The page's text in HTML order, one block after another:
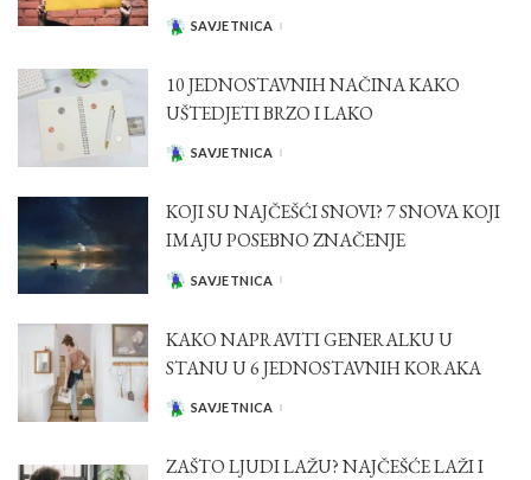
POSTED
SAVJETNICA
10 JEDNOSTAVNIH NAČINA KAKO
UŠTEDJETI BRZO I LAKO
POSTED
SAVJETNICA
KOJI SU NAJČEŠĆI SNOVI? 7 SNOVA KOJI
IMAJU POSEBNO ZNAČENJE
POSTED
SAVJETNICA
KAKO NAPRAVITI GENERALKU U
STANU U 6 JEDNOSTAVNIH KORAKA
POSTED
SAVJETNICA
ZAŠTO LJUDI LAŽU? NAJČEŠĆE LAŽI I